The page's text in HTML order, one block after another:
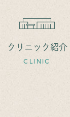
クリニック紹介
CLINIC